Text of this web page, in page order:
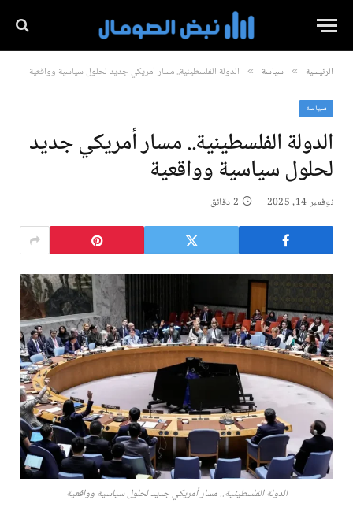
الرئيسية » سياسة » الدولة الفلسطينية.. مسار أمريكي جديد لحلول سياسية وواقعية
سياسة
الدولة الفلسطينية.. مسار أمريكي جديد
لحلول سياسية وواقعية
نوفمبر 14, 2025 2 دقائق
الدولة الفلسطينية.. مسار أمريكي جديد لحلول سياسية وواقعية